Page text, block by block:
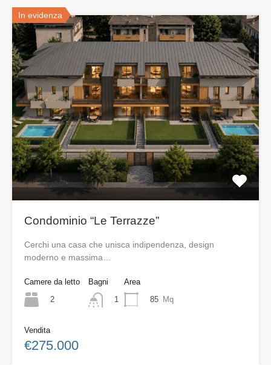
In evidenza
Condominio “Le Terrazze”
Cerchi una casa che unisca indipendenza, design
moderno e massima…
Camere da letto
2
Bagni
1
Area
85 Mq
Vendita
€275.000